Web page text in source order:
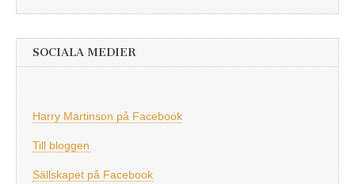
SOCIALA MEDIER
Harry Martinson på Facebook
Till bloggen
Sällskapet på Facebook